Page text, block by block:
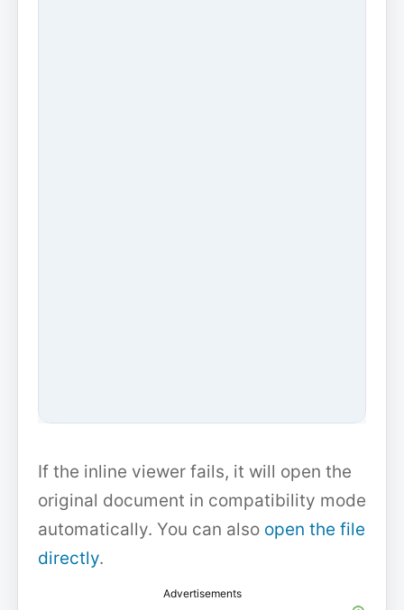
If the inline viewer fails, it will open the
original document in compatibility mode
automatically. You can also open the file
directly.
Advertisements